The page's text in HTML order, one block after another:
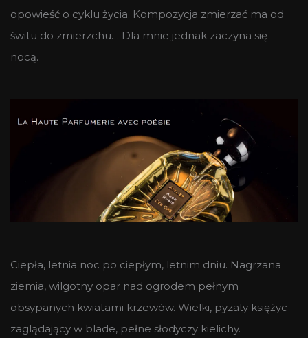
opowieść o cyklu życia. Kompozycja zmierzać ma od
świtu do zmierzchu… Dla mnie jednak zaczyna się
nocą.
Ciepła, letnia noc po ciepłym, letnim dniu. Nagrzana
ziemia, wilgotny opar nad ogrodem pełnym
obsypanych kwiatami krzewów. Wielki, pyzaty księżyc
zaglądający w blade, pełne słodyczy kielichy.